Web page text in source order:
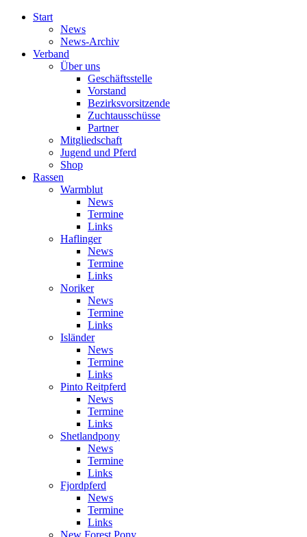
Start
News
News-Archiv
Verband
Über uns
Geschäftsstelle
Vorstand
Bezirksvorsitzende
Zuchtausschüsse
Partner
Mitgliedschaft
Jugend und Pferd
Shop
Rassen
Warmblut
News
Termine
Links
Haflinger
News
Termine
Links
Noriker
News
Termine
Links
Isländer
News
Termine
Links
Pinto Reitpferd
News
Termine
Links
Shetlandpony
News
Termine
Links
Fjordpferd
News
Termine
Links
New Forest Pony